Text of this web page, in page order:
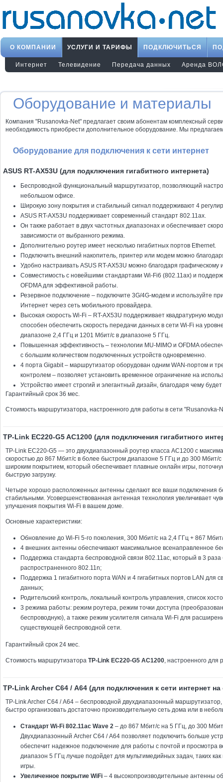
О КОМПАНИИ УСЛУГИ И ТАРИФЫ ПОДКЛЮЧИТЬСЯ
Интернет Телевидение Передача данных Аренда
Оборудование и материалы
Компания "Rusanovka-Net" предлагает своим абонентам комплексный
необходимость приобрести дополнительное оборудование. Мы
Оборудование для подключения к сети интернет
ASUS RT-AX53U (для подключения гигабитного интернета)
Беспроводной функциональный маршрутизатор, позволяющий
небольшом офисе.
Широкую зону покрытия и стабильный сигнал поддерживают 4
ASUS RT-AX53U поддерживает современный стандарт 802.11ax.
Он также работает в двух частотных диапазонах и обеспечивает
зависимости от выбранного режима.
Дополнительно роутер имеет несколько гигабитных портов Ethernet.
Подключить внешний накопитель, принтер или модем можно
Удобно настраивать ASUS RT-AX53U можно благодаря графическому
Совместимость с новейшими стандартами Wi-Fi6 (802.11ax) и
OFDMA для эффективной работы.
Резервное подключение – подключите 3G/4G-модем и используйте
Интернет через сеть мобильного провайдера.
Высокая скорость Wi-Fi – RT-AX53U поддерживает квадратурную
способен обеспечить скорость передачи данных в сети Wi-Fi на
диапазоне 2,4 ГГц и 1201 Мбит/с в диапазоне 5 ГГц.
Повышенная эффективность – технологии MU-MIMO и OFDMA
с большим количеством подключенных устройств одновременно.
4 порта Gigabit – маршрутизатор оборудован одним WAN-портом и
контролем – позволяет установить временное ограничение на
Устройство имеет строгий и элегантный дизайн, благодаря чему
Гарантийный срок 36 мес.
Стоимость маршрутизатора, настроенного для работы в сети "Rusanovka-
TP-Link EC220-G5 AC1200 (для подключения гигабитного
TP-Link EC220-G5 — это двухдиапазонный роутер класса AC1200 с
скоростью до 867 Мбит/с в более быстром диапазоне 5 ГГц и до 300 Мбит/
широким покрытием, который обеспечивает плавные онлайн игры,
быструю загрузку.
Четыре хорошо расположенных антенны сделают все ваши подключения
стабильными. Усовершенствованная антенная технология увеличивает
улучшения покрытия Wi-Fi в вашем доме.
Основные характеристики:
Обновление до Wi-Fi 5-го поколения, 300 Мбит/с на 2,4 ГГц + 867
4 внешних антенны обеспечивают максимальное всенаправленное
Поддержка стандарта беспроводной связи 802.11ac, который в 3 раза
распространенного 802.11n;
Поддержка 1 гигабитного порта WAN и 4 гигабитных портов LAN для
данных;
Родительский контроль, локальный контроль управления, список
3 режима работы: режим роутера, режим точки доступа
беспроводную), а также режим усилителя сигнала Wi-Fi для
существующей беспроводной сети.
Гарантийный срок 24 мес.
Стоимость маршрутизатора TP-Link EC220-G5 AC1200, настроенного для
TP-Link Archer C64 / А64 (для подключения к сети интернет на
TP-Link Archer C64 / А64 – беспроводной двухдиапазонный
быстро организовать достаточно производительную сеть дома или в
Стандарт Wi-Fi 802.11ac Wave 2 – до 867 Мбит/с на 5 ГГц, до 300
Двухдиапазонный Archer C64 / А64 позволяет подключить больше
обеспечит надежное подключение для работы с почтой и просмотра
диапазон 5 ГГц лучше подойдет для мультимедийных задач, таких
игры.
Увеличенное покрытие WiFi – 4 высокопроизводительные антенны